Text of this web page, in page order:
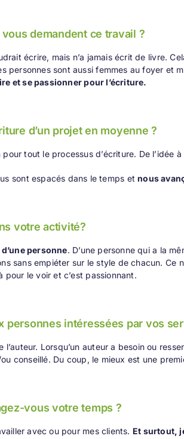
demandent ce travail ?
écrire, mais n’a jamais écrit de livre.
personnes sont aussi femmes au foyer et
et se passionner pour l’écriture.
d’un projet en moyenne ?
tout le processus d’écriture. De l’idée
sont espacés dans le temps etnous
votre activité?
personne. D’une personne qui a la
sans empiéter sur le style de chacun. Ce
pour le voir et c’est passionnant.
personnes intéressées par vos
Lorsqu’un auteur a besoin ou
conseillé. Du coup, le mieux est une
vous votre temps ?
avec ou pour mes clients. Et surtout,